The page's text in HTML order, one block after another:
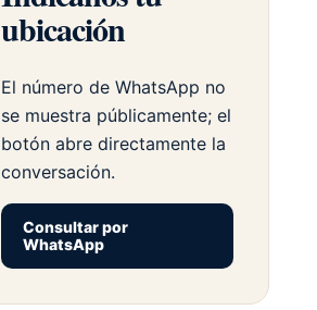
ubicación
El número de WhatsApp no
se muestra públicamente; el
botón abre directamente la
conversación.
Consultar por
WhatsApp